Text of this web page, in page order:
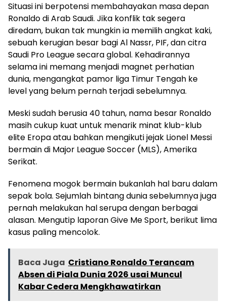
Situasi ini berpotensi membahayakan masa depan
Ronaldo di Arab Saudi. Jika konflik tak segera
diredam, bukan tak mungkin ia memilih angkat kaki,
sebuah kerugian besar bagi Al Nassr, PIF, dan citra
Saudi Pro League secara global. Kehadirannya
selama ini memang menjadi magnet perhatian
dunia, mengangkat pamor liga Timur Tengah ke
level yang belum pernah terjadi sebelumnya.
Meski sudah berusia 40 tahun, nama besar Ronaldo
masih cukup kuat untuk menarik minat klub-klub
elite Eropa atau bahkan mengikuti jejak Lionel Messi
bermain di Major League Soccer (MLS), Amerika
Serikat.
Fenomena mogok bermain bukanlah hal baru dalam
sepak bola. Sejumlah bintang dunia sebelumnya juga
pernah melakukan hal serupa dengan berbagai
alasan. Mengutip laporan Give Me Sport, berikut lima
kasus paling mencolok.
Baca Juga Cristiano Ronaldo Terancam
Absen di Piala Dunia 2026 usai Muncul
Kabar Cedera Mengkhawatirkan